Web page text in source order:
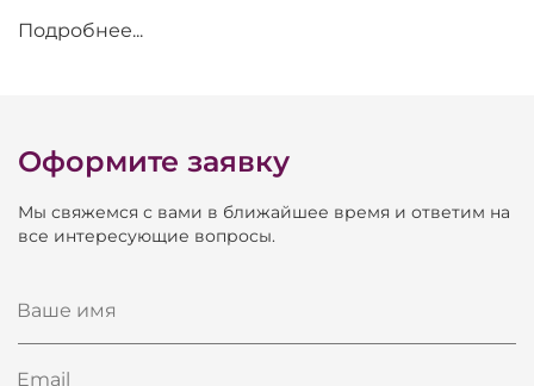
Ткань - триплированная износостойкая
Спинка и сиденье анатомической формы из
Прострочка на спинке
Подробнее...
Оформите заявку
Мы свяжемся с вами в ближайшее время и ответим на
все интересующие вопросы.
Ваше имя
Email